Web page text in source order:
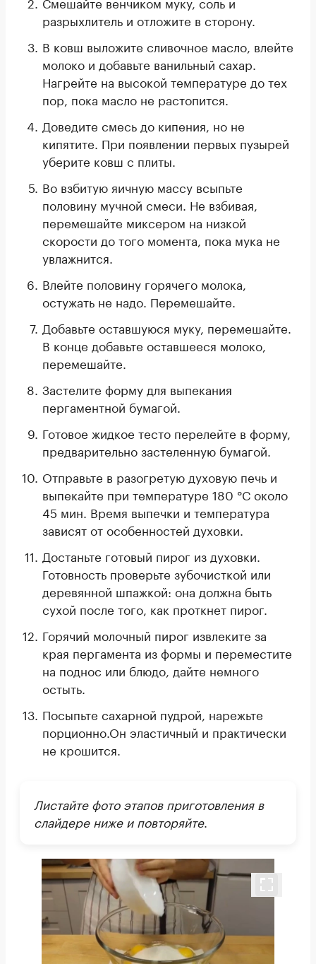
разрыхлитель и отложите в сторону.
В ковш выложите сливочное масло, влейте
молоко и добавьте ванильный сахар.
Нагрейте на высокой температуре до тех
пор, пока масло не растопится.
Доведите смесь до кипения, но не
кипятите. При появлении первых пузырей
уберите ковш с плиты.
Во взбитую яичную массу всыпьте
половину мучной смеси. Не взбивая,
перемешайте миксером на низкой
скорости до того момента, пока мука не
увлажнится.
Влейте половину горячего молока,
остужать не надо. Перемешайте.
Добавьте оставшуюся муку, перемешайте.
В конце добавьте оставшееся молоко,
перемешайте.
Застелите форму для выпекания
пергаментной бумагой.
Готовое жидкое тесто перелейте в форму,
предварительно застеленную бумагой.
Отправьте в разогретую духовую печь и
выпекайте при температуре 180 °С около
45 мин. Время выпечки и температура
зависят от особенностей духовки.
Достаньте готовый пирог из духовки.
Готовность проверьте зубочисткой или
деревянной шпажкой: она должна быть
сухой после того, как проткнет пирог.
Горячий молочный пирог извлеките за
края пергамента из формы и переместите
на поднос или блюдо, дайте немного
остыть.
Посыпьте сахарной пудрой, нарежьте
порционно.Он эластичный и практически
не крошится.
Листайте фото этапов приготовления в
слайдере ниже и повторяйте.